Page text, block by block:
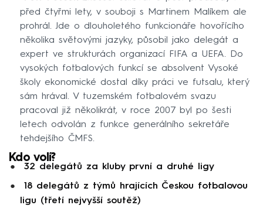
před čtyřmi lety, v souboji s Martinem Malíkem ale
prohrál. Jde o dlouholetého funkcionáře hovořícího
několika světovými jazyky, působil jako delegát a
expert ve strukturách organizací FIFA a UEFA. Do
vysokých fotbalových funkcí se absolvent Vysoké
školy ekonomické dostal díky práci ve futsalu, který
sám hrával. V tuzemském fotbalovém svazu
pracoval již několikrát, v roce 2007 byl po šesti
letech odvolán z funkce generálního sekretáře
tehdejšího ČMFS.
Kdo volí?
32 delegátů za kluby první a druhé ligy
18 delegátů z týmů hrajících Českou fotbalovou
ligu (třetí nejvyšší soutěž)